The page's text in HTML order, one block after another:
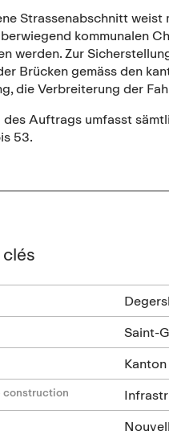
Strassenabschnitt weist
kommunalen
werden. Zur
Brücken gemäss den
die Verbreiterung der
des Auftrags umfasst
53.
Saint-
construction